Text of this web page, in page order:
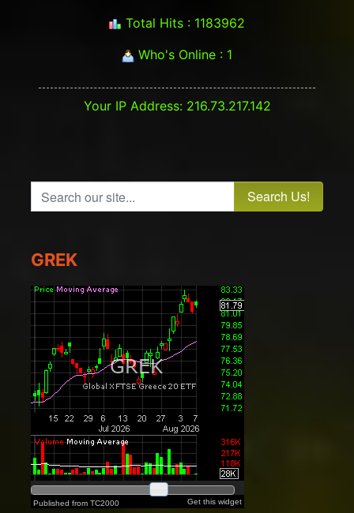
Total Hits : 1183962
Who's Online : 1
Your IP Address: 216.73.217.142
Search our site...
GREK